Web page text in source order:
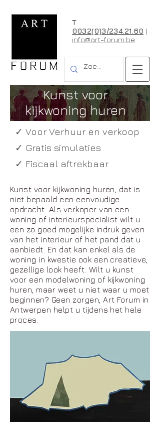
T
0032(0)3/234.21.60 |
info@art-forum.be
Kunst voor
kijkwoning huren
✓ Voor Verhuur en verkoop
✓ Gratis simulaties
✓ Fiscaal aftrekbaar
Kunst voor kijkwoning huren, dat is
niet bepaald een eenvoudige
opdracht. Als verkoper van een
woning of interieurspecialist wilt u
een zo goed mogelijke indruk geven
van het interieur of het pand dat u
aanbiedt. En dat kan enkel als de
woning in kwestie ook een creatieve,
gezellige look heeft. Wilt u kunst
voor een modelwoning of kijkwoning
huren, maar weet u niet waar u moet
beginnen? Geen zorgen, Art Forum in
Antwerpen helpt u tijdens het hele
proces.